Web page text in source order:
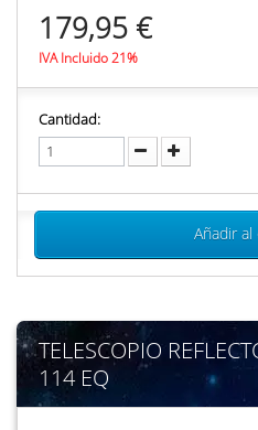
179,95 €
IVA Incluido 21%
Cantidad:
Añadir
TELESCOPIO
114 EQ